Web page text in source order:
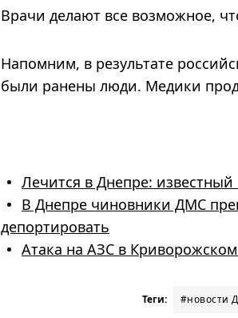
Врачи делают все возможное,
Напомним, в результате
были ранены люди. Медики
Лечится в Днепре:
В Днепре чиновники ДМС
депортировать
Атака на АЗС в
Теги: #новости